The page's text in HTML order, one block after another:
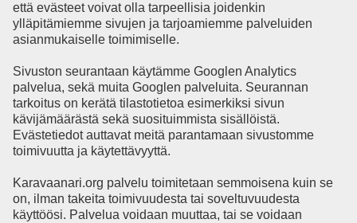
että evästeet voivat olla tarpeellisia joidenkin
ylläpitämiemme sivujen ja tarjoamiemme palveluiden
asianmukaiselle toimimiselle.
Sivuston seurantaan käytämme Googlen Analytics
palvelua, sekä muita Googlen palveluita. Seurannan
tarkoitus on kerätä tilastotietoa esimerkiksi sivun
kävijämäärästä sekä suosituimmista sisällöistä.
Evästetiedot auttavat meitä parantamaan sivustomme
toimivuutta ja käytettävyyttä.
Karavaanari.org palvelu toimitetaan semmoisena kuin se
on, ilman takeita toimivuudesta tai soveltuvuudesta
käyttöösi. Palvelua voidaan muuttaa, tai se voidaan